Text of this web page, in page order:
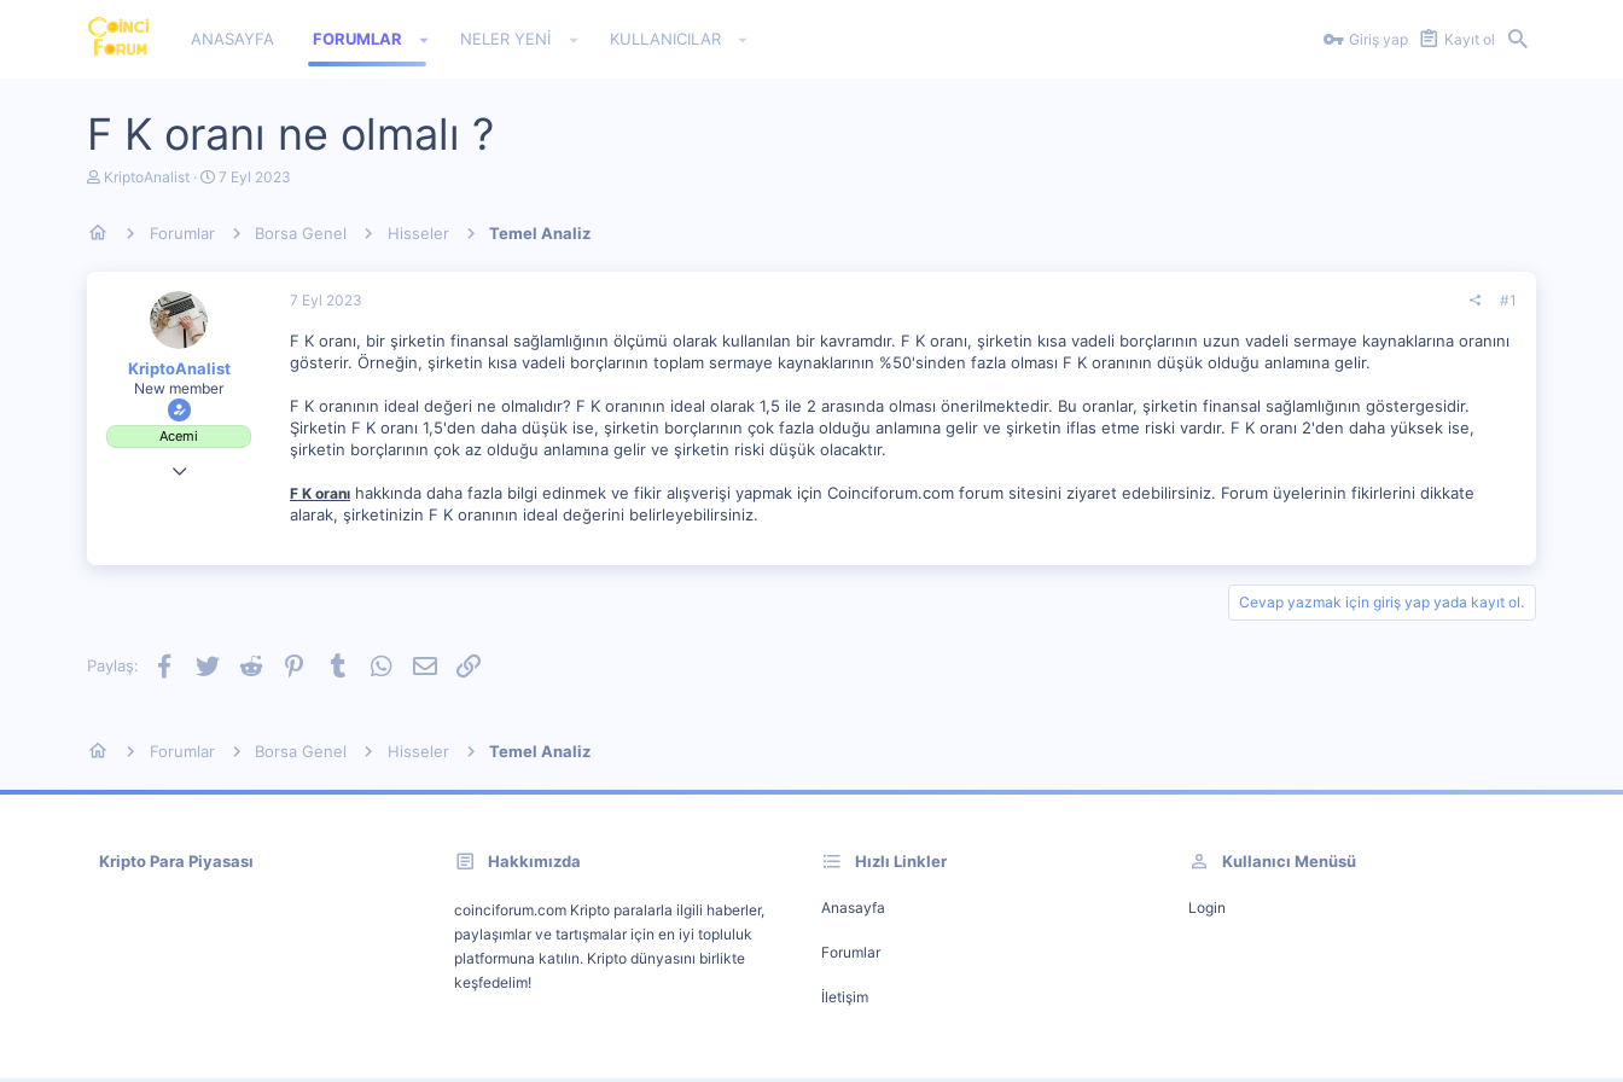
ANASAYFA FORUMLAR NELER YENI KULLANICILAR Giriş yap Kayıt ol
F K oranı ne olmalı ?
K
u
n
KriptoAnalist
B
a
r
h
i
7 Eyl 2023
Forumlar Borsa Genel Hisseler Temel Analiz
KriptoAnalist
New member
Acemi
28 Ağu 2023
7 Eyl 2023 #1
F K oranı, bir şirketin finansal sağlamlığının ölçümü olarak kullanılan bir kavramdır. F K oranı, şirketin kısa vadeli borçlarının uzun vadeli sermaye kaynaklarına oranını
gösterir. Örneğin, şirketin kısa vadeli borçlarının toplam sermaye kaynaklarının %50'sinden fazla olması F K oranının düşük olduğu anlamına gelir.
F K oranının ideal değeri ne olmalıdır? F K oranının ideal olarak 1,5 ile 2 arasında olması önerilmektedir. Bu oranlar, şirketin finansal sağlamlığının göstergesidir.
Şirketin F K oranı 1,5'den daha düşük ise, şirketin borçlarının çok fazla olduğu anlamına gelir ve şirketin iflas etme riski vardır. F K oranı 2'den daha yüksek ise,
şirketin borçlarının çok az olduğu anlamına gelir ve şirketin riski düşük olacaktır.
F K oranı hakkında daha fazla bilgi edinmek ve fikir alışverişi yapmak için Coinciforum.com forum sitesini ziyaret edebilirsiniz. Forum üyelerinin fikirlerini dikkate
alarak, şirketinizin F K oranının ideal değerini belirleyebilirsiniz.
Cevap yazmak için giriş yap yada kayıt ol.
Paylaş: Facebook
TwitterReddit PinterestTumblrWhatsApp
E-postaLink
Forumlar Borsa Genel Hisseler Temel Analiz
Kripto Para Piyasası Hakkımızda
coinciforum.com Kripto paralarla ilgili haberler,
paylaşımlar ve tartışmalar için en iyi topluluk
platformuna katılın. Kripto dünyasını birlikte
keşfedelim!
Hızlı Linkler
Anasayfa
Forumlar
İletişim
Kullanıcı Menüsü
Login